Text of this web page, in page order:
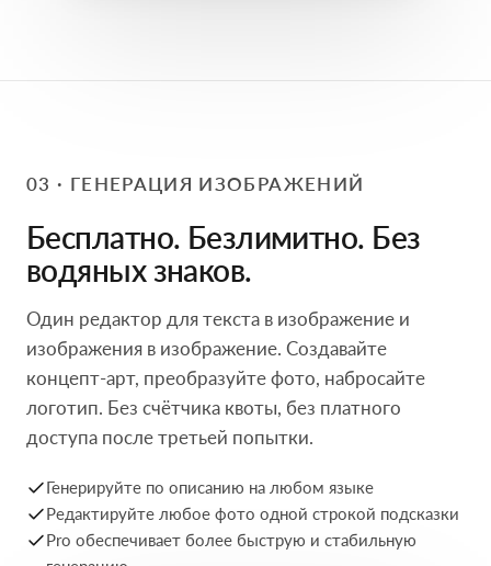
03 · ГЕНЕРАЦИЯ ИЗОБРАЖЕНИЙ
Бесплатно. Безлимитно. Без
водяных знаков.
Один редактор для текста в изображение и
изображения в изображение. Создавайте
концепт-арт, преобразуйте фото, набросайте
логотип. Без счётчика квоты, без платного
доступа после третьей попытки.
Генерируйте по описанию на любом языке
Редактируйте любое фото одной строкой подсказки
Pro обеспечивает более быструю и стабильную